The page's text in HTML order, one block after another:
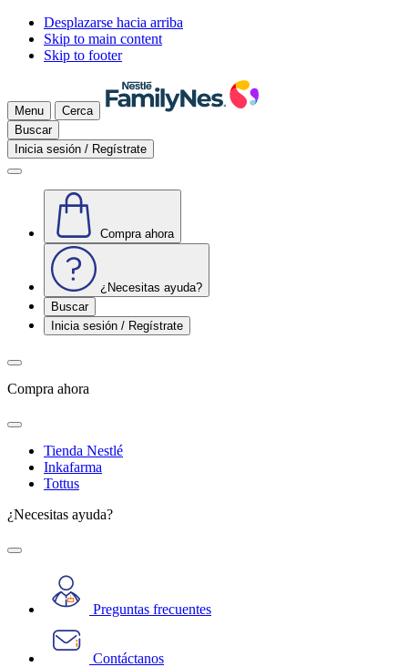
Desplazarse hacia arriba
Skip to main content
Skip to footer
Menu
Cerca
Buscar
Inicia sesión / Regístrate
Compra ahora
¿Necesitas ayuda?
Buscar
Inicia sesión / Regístrate
Compra ahora
Tienda Nestlé
Inkafarma
Tottus
¿Necesitas ayuda?
Preguntas frecuentes
Contáctanos